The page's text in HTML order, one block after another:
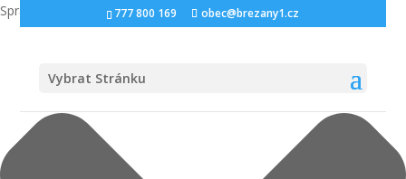
Spravovat Souhlas s cookies
777 800 169 obec@brezany1.cz
Vybrat Stránku